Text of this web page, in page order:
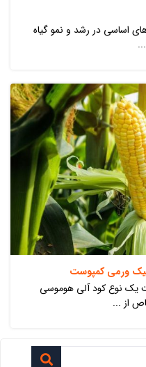
اساسی در رشد و نمو گیاه
ورمی کمپوست
یک نوع کود آلی هوموسی
از ...